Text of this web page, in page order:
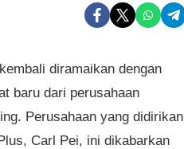
diramaikan dengan
baru dari perusahaan
Perusahaan yang didirikan
Carl Pei, ini dikabarkan